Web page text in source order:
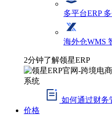
多平台ERP
海外仓WMS
2分钟了解领星ERP
如何通过财务
价格